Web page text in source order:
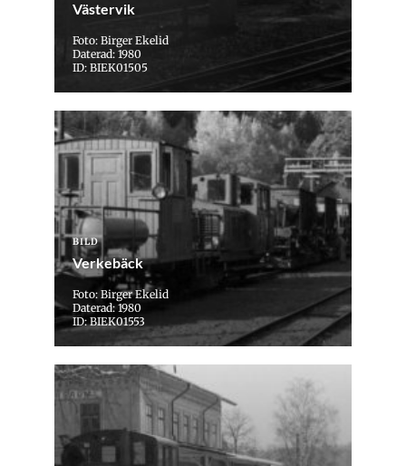
Västervik
Foto: Birger Ekelid
Daterad: 1980
ID: BIEK01505
BILD
Verkebäck
Foto: Birger Ekelid
Daterad: 1980
ID: BIEK01553